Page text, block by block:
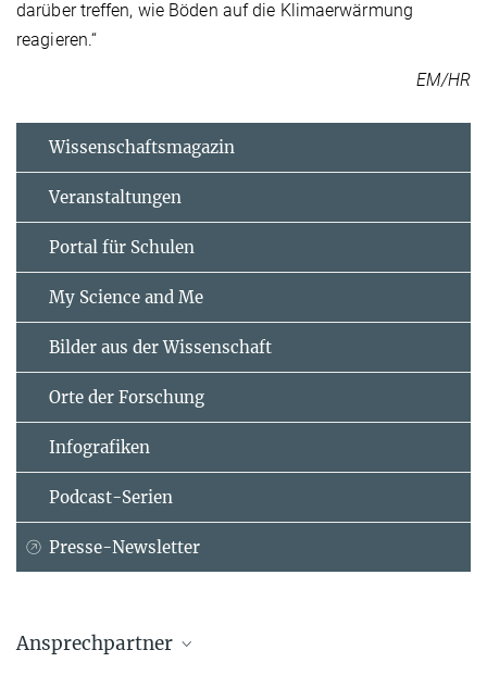
darüber treffen, wie Böden auf die Klimaerwärmung
reagieren.“
EM/HR
Wissenschaftsmagazin
Veranstaltungen
Portal für Schulen
My Science and Me
Bilder aus der Wissenschaft
Orte der Forschung
Infografiken
Podcast-Serien
Presse-Newsletter
Ansprechpartner